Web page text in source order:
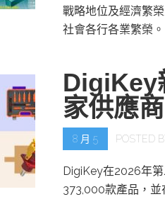
戰略地位及經濟繁
社會各行各業繁榮。
DigiKey
家供應商
8 月 5 POSTED
DigiKey在2026年
373,000款產品，並